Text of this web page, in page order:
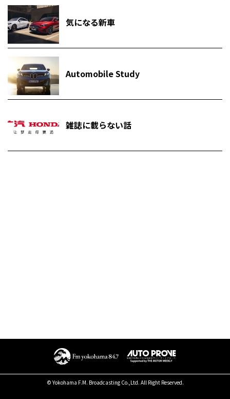
気になる新車
Automobile Study
雑誌に載らない話
© Yokohama F.M. Broadcasting Co.,Ltd. All Right Reserved.